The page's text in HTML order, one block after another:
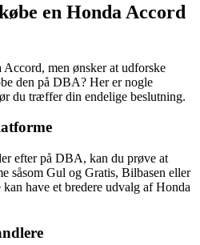
en Honda Accord
men ønsker at udforske
den på DBA? Her er nogle
du træffer din endelige beslutning.
efter på DBA, kan du prøve at
såsom Gul og Gratis, Bilbasen eller
have et bredere udvalg af Honda